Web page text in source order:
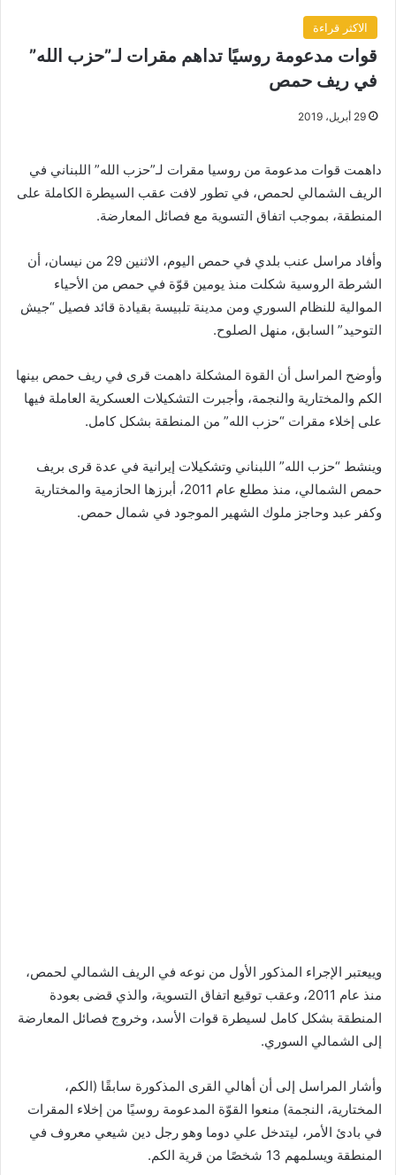
الاكثر قراءة
قوات مدعومة روسيًا تداهم مقرات لـ”حزب الله”
في ريف حمص
29 أبريل، 2019
داهمت قوات مدعومة من روسيا مقرات لـ”حزب الله” اللبناني في
الريف الشمالي لحمص، في تطور لافت عقب السيطرة الكاملة على
المنطقة، بموجب اتفاق التسوية مع فصائل المعارضة.
وأفاد مراسل عنب بلدي في حمص اليوم، الاثنين 29 من نيسان، أن
الشرطة الروسية شكلت منذ يومين قوّة في حمص من الأحياء
الموالية للنظام السوري ومن مدينة تلبيسة بقيادة قائد فصيل “جيش
التوحيد” السابق، منهل الصلوح.
وأوضح المراسل أن القوة المشكلة داهمت قرى في ريف حمص بينها
الكم والمختارية والنجمة، وأجبرت التشكيلات العسكرية العاملة فيها
على إخلاء مقرات “حزب الله” من المنطقة بشكل كامل.
وينشط “حزب الله” اللبناني وتشكيلات إيرانية في عدة قرى بريف
حمص الشمالي، منذ مطلع عام 2011، أبرزها الحازمية والمختارية
وكفر عبد وحاجز ملوك الشهير الموجود في شمال حمص.
وييعتبر الإجراء المذكور الأول من نوعه في الريف الشمالي لحمص،
منذ عام 2011، وعقب توقيع اتفاق التسوية، والذي قضى بعودة
المنطقة بشكل كامل لسيطرة قوات الأسد، وخروج فصائل المعارضة
إلى الشمالي السوري.
وأشار المراسل إلى أن أهالي القرى المذكورة سابقًا (الكم،
المختارية، النجمة) منعوا القوّة المدعومة روسيًا من إخلاء المقرات
في بادئ الأمر، ليتدخل علي دوما وهو رجل دين شيعي معروف في
المنطقة ويسلمهم 13 شخصًا من قرية الكم.